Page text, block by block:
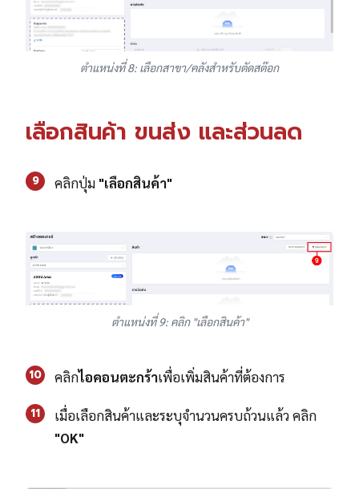
ตำแหน่งที่ 8: เลือกสาขา/คลังสำหรับตัดสต๊อก
เลือกสินค้า ขนส่ง และส่วนลด
9 คลิกปุ่ม "เลือกสินค้า"
ตำแหน่งที่ 9: คลิก "เลือกสินค้า"
10 คลิกไอคอนตะกร้าเพื่อเพิ่มสินค้าที่ต้องการ
11
เมื่อเลือกสินค้าและระบุจำนวนครบถ้วนแล้ว คลิก
"OK"